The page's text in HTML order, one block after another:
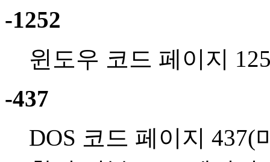
-1252
윈도우 코드 페이지
-437
DOS 코드 페이지 437(